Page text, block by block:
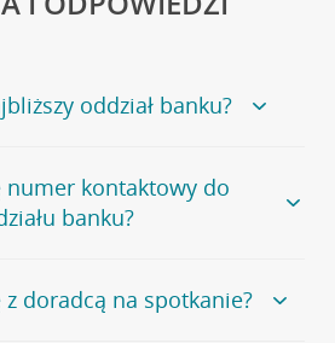
oddział banku?
naszego banku, zapraszamy na
, na której znajduje się
numer kontaktowy do
banku?
udostępnia ogólnego numeru
z doradcą na spotkanie?